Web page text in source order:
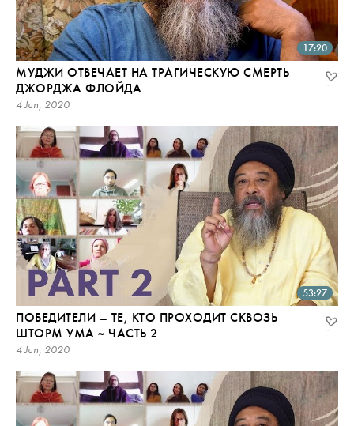
17:20
МУДЖИ ОТВЕЧАЕТ НА ТРАГИЧЕСКУЮ СМЕРТЬ
ДЖОРДЖА ФЛОЙДА
4 Jun, 2020
53:27
ПОБЕДИТЕЛИ – ТЕ, КТО ПРОХОДИТ СКВОЗЬ
ШТОРМ УМА ~ ЧАСТЬ 2
4 Jun, 2020